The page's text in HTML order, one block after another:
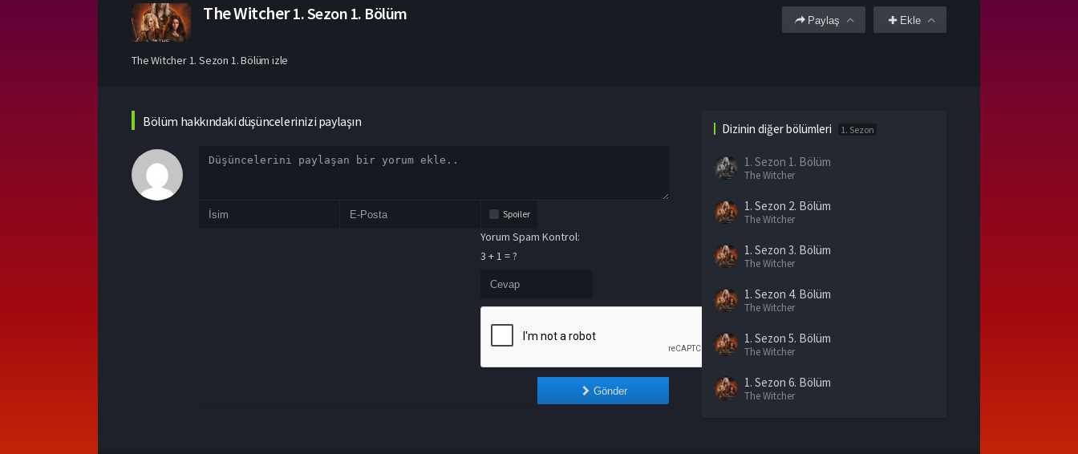
The Witcher1. Sezon 1. Bölüm Ekle
Paylaş
The Witcher 1. Sezon 1. Bölüm izle
Bölüm hakkındaki düşüncelerinizi paylaşın
Spoiler
Yorum Spam Kontrol:
3 + 1 = ?
Gönder
Dizinin diğer bölümleri 1. Sezon
1. Sezon 1. Bölüm
The Witcher
1. Sezon 2. Bölüm
The Witcher
1. Sezon 3. Bölüm
The Witcher
1. Sezon 4. Bölüm
The Witcher
1. Sezon 5. Bölüm
The Witcher
1. Sezon 6. Bölüm
The Witcher